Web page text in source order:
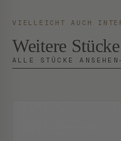
VIELLEICHT AUCH
Weitere Stücke
ALLE STÜCKE ANSEHEN